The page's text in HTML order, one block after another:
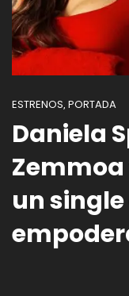
ESTRENOS, PORTADA
Daniela
Zemmoa
un